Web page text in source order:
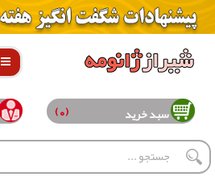
سبد خرید (0)